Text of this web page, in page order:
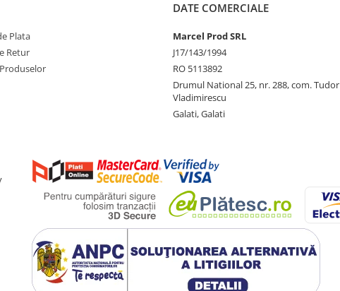
Plata
Retur
DATE COMERCIALE
Marcel Prod SRL
J17/143/1994
RO 5113892
Drumul National 25, nr. 288, com. Tudor
Vladimirescu
Galati, Galati